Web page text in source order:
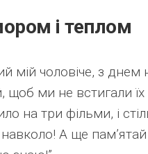
і теплом
мій чоловіче, з
щоб ми не встигали
на три фільми, і
навколо! А ще